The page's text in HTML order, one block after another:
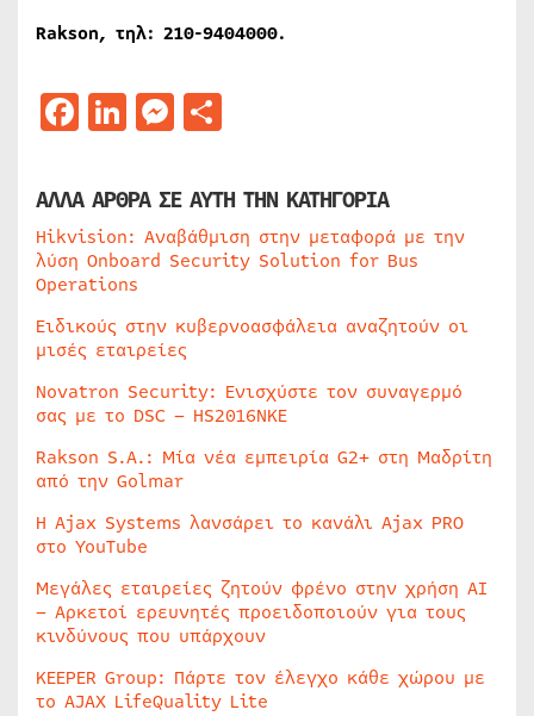
Rakson, τηλ: 210-9404000.
Facebook
LinkedIn
Messenger
ΑΛΛΑ ΑΡΘΡΑ ΣΕ ΑΥΤΗ ΤΗΝ ΚΑΤΗΓΟΡΙΑ
Hikvision: Αναβάθμιση στην μεταφορά με την
λύση Onboard Security Solution for Bus
Operations
Ειδικούς στην κυβερνοασφάλεια αναζητούν οι
μισές εταιρείες
Novatron Security: Ενισχύστε τον συναγερμό
σας με το DSC – HS2016NKE
Rakson S.A.: Μία νέα εμπειρία G2+ στη Μαδρίτη
από την Golmar
Η Ajax Systems λανσάρει το κανάλι Ajax PRO
στο YouTube
Μεγάλες εταιρείες ζητούν φρένο στην χρήση AI
– Αρκετοί ερευνητές προειδοποιούν για τους
κινδύνους που υπάρχουν
KEEPER Group: Πάρτε τον έλεγχο κάθε χώρου με
το AJAX LifeQuality Lite